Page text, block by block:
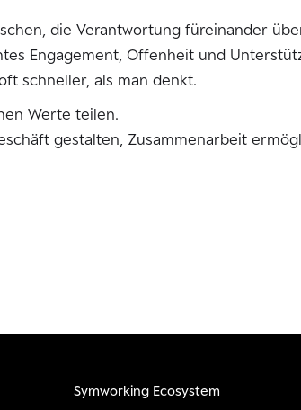
die Verantwortung füreinander
Engagement, Offenheit und
schneller, als man denkt.
Werte teilen.
gestalten, Zusammenarbeit
Symworking Ecosystem